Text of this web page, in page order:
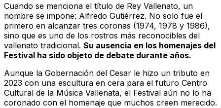
Cuando se menciona el título de Rey Vallenato, un
nombre se impone: Alfredo Gutiérrez. No solo fue el
primero en alcanzar tres coronas (1974, 1978 y 1986),
sino que es uno de los rostros más reconocibles del
vallenato tradicional. Su ausencia en los homenajes del
Festival ha sido objeto de debate durante años.
Aunque la Gobernación del Cesar le hizo un tributo en
2023 con una escultura en cera para el futuro Centro
Cultural de la Música Vallenata, el Festival aún no lo ha
coronado con el homenaje que muchos creen merecido.